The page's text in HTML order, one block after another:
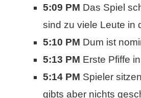
5:09 PM Das Spiel
sind zu viele Leute in
5:10 PM Dum ist
5:13 PM Erste Pfiffe
5:14 PM Spieler
gibts aber nichts